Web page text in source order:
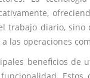
trabajo diario, sino
las operaciones
beneficios de